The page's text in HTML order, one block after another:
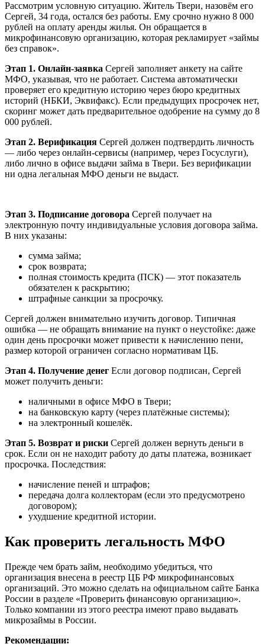
Рассмотрим условную ситуацию. Житель Твери, назовём его
Сергей, 34 года, остался без работы. Ему срочно нужно 8 000
рублей на оплату аренды жилья. Он обращается в
микрофинансовую организацию, которая рекламирует «займы
без справок».
Этап 1. Онлайн-заявка Сергей заполняет анкету на сайте
МФО, указывая, что не работает. Система автоматически
проверяет его кредитную историю через бюро кредитных
историй (НБКИ, Эквифакс). Если предыдущих просрочек нет,
скоринг может дать предварительное одобрение на сумму до 8
000 рублей.
Этап 2. Верификация Сергей должен подтвердить личность
— либо через онлайн-сервисы (например, через Госуслуги),
либо лично в офисе выдачи займа в Твери. Без верификации
ни одна легальная МФО деньги не выдаст.
Этап 3. Подписание договора Сергей получает на
электронную почту индивидуальные условия договора займа.
В них указаны:
сумма займа;
срок возврата;
полная стоимость кредита (ПСК) — этот показатель
обязателен к раскрытию;
штрафные санкции за просрочку.
Сергей должен внимательно изучить договор. Типичная
ошибка — не обращать внимание на пункт о неустойке: даже
один день просрочки может привести к начислению пени,
размер которой ограничен согласно нормативам ЦБ.
Этап 4. Получение денег Если договор подписан, Сергей
может получить деньги:
наличными в офисе МФО в Твери;
на банковскую карту (через платёжные системы);
на электронный кошелёк.
Этап 5. Возврат и риски Сергей должен вернуть деньги в
срок. Если он не находит работу до даты платежа, возникает
просрочка. Последствия:
начисление пеней и штрафов;
передача долга коллекторам (если это предусмотрено
договором);
ухудшение кредитной истории.
Как проверить легальность МФО
Прежде чем брать займ, необходимо убедиться, что
организация внесена в реестр ЦБ РФ микрофинансовых
организаций. Это можно сделать на официальном сайте Банка
России в разделе «Проверить финансовую организацию».
Только компании из этого реестра имеют право выдавать
микрозаймы в России.
Рекомендации: